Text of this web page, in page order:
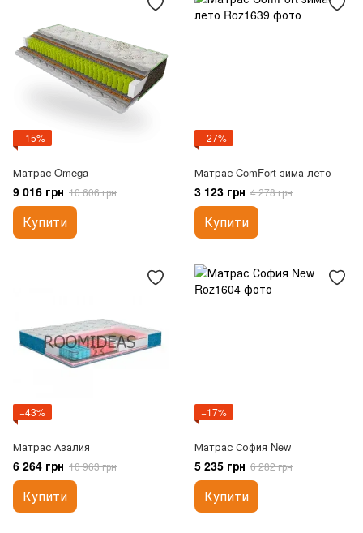
−15%
Матрас Omega
9 016 грн 10 606 грн
Купити
−27%
Матрас ComFort зима-лето
3 123 грн 4 278 грн
Купити
−43%
Матрас Азалия
6 264 грн 10 963 грн
Купити
−17%
Матрас София New
5 235 грн 6 282 грн
Купити